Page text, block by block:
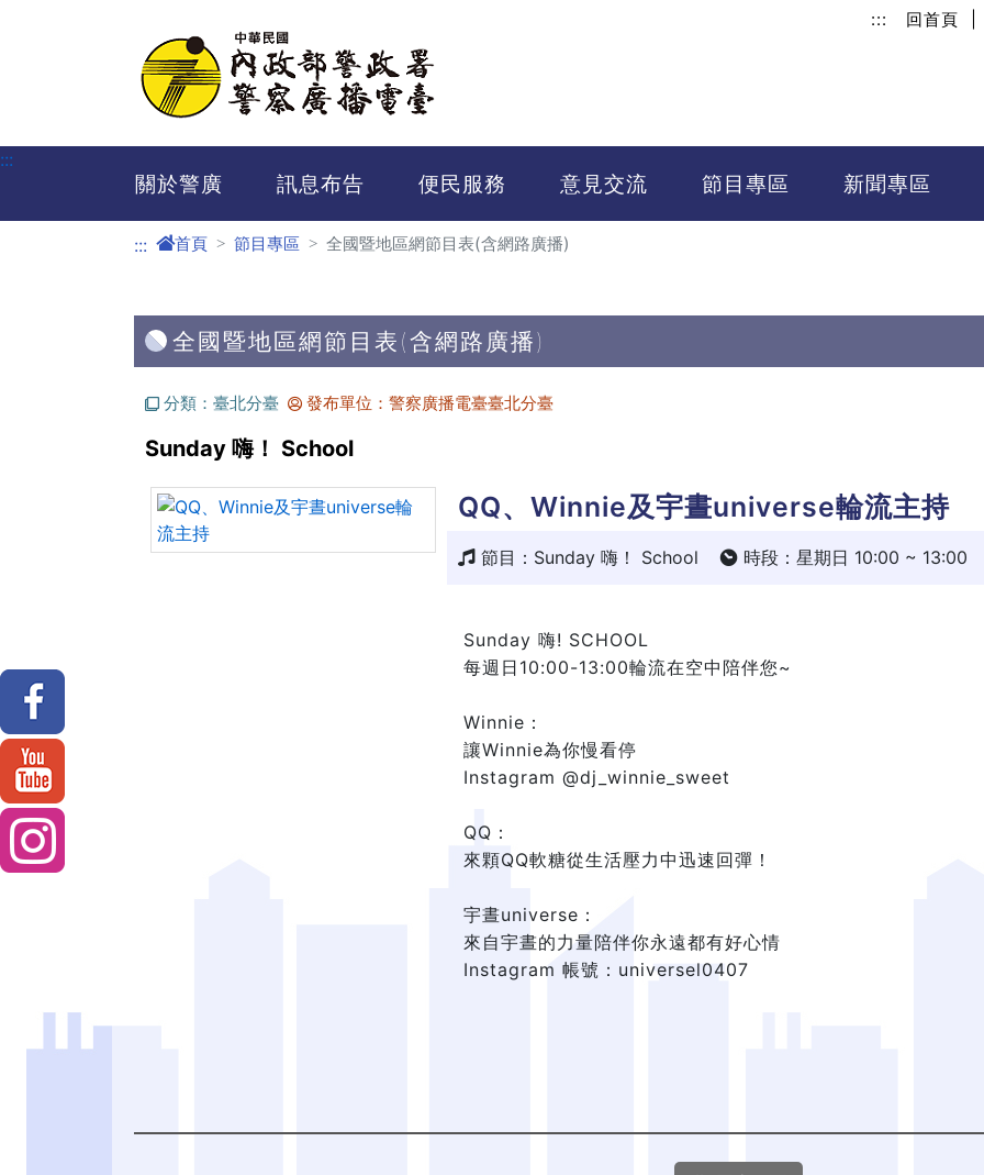
::: 回首頁
:::
關於警廣 訊息布告 便民服務 意見交流 節目專區 新聞專區
::: 首頁 節目專區 全國暨地區網節目表(含網路廣播)
全國暨地區網節目表(含網路廣播)
分類：臺北分臺 發布單位：警察廣播電臺臺北分臺
Sunday 嗨！ School
QQ、Winnie及宇晝universe輪流主持
節目：Sunday 嗨！ School 時段：星期日 10:00 ~ 13:00
Sunday 嗨! SCHOOL
每週日10:00-13:00輪流在空中陪伴您~
Winnie：
讓Winnie為你慢看停
Instagram @dj_winnie_sweet
QQ：
來顆QQ軟糖從生活壓力中迅速回彈！
宇晝universe：
來自宇晝的力量陪伴你永遠都有好心情
Instagram 帳號：universel0407